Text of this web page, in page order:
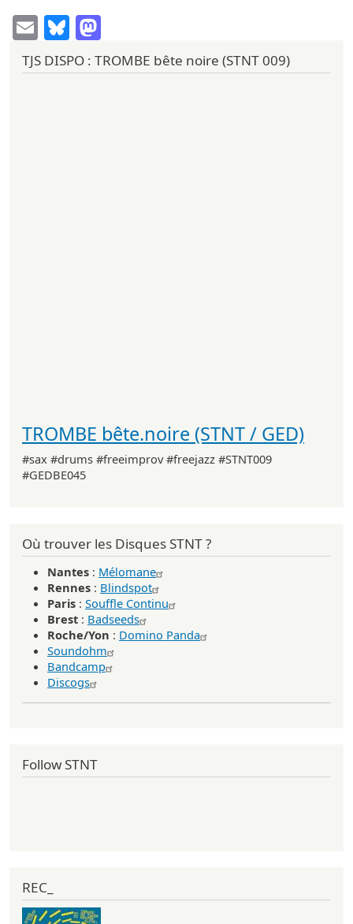
EmailBluesky
TJS DISPO : TROMBE bête noire (STNT 009)
TROMBE bête.noire (STNT / GED)
#sax #drums #freeimprov #freejazz #STNT009
#GEDBE045
Où trouver les Disques STNT ?
Nantes : Mélomane
Rennes : Blindspot
Paris : Souffle Continu
Brest : Badseeds
Roche/Yon : Domino Panda
Soundohm
Bandcamp
Discogs
Follow STNT
REC_